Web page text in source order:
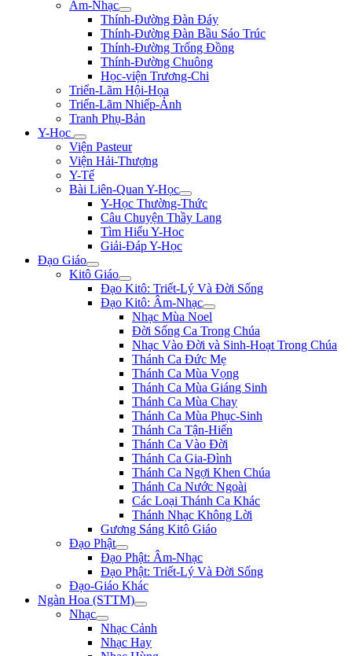
Âm-Nhạc
Thính-Đường Đàn Đáy
Thính-Đường Đàn Bầu Sáo Trúc
Thính-Đường Trống Đồng
Thính-Đường Chuông
Học-viện Trương-Chi
Triển-Lãm Hội-Họa
Triển-Lãm Nhiếp-Ảnh
Tranh Phụ-Bản
Y-Học
Viện Pasteur
Viện Hải-Thượng
Y-Tế
Bài Liên-Quan Y-Học
Y-Học Thường-Thức
Câu Chuyện Thầy Lang
Tìm Hiểu Y-Hoc
Giải-Đáp Y-Học
Đạo Giáo
Kitô Giáo
Đạo Kitô: Triết-Lý Và Đời Sống
Đạo Kitô: Âm-Nhạc
Nhạc Mùa Noel
Đời Sống Ca Trong Chúa
Nhạc Vào Đời và Sinh-Hoạt Trong Chúa
Thánh Ca Đức Mẹ
Thánh Ca Mùa Vọng
Thánh Ca Mùa Giáng Sinh
Thánh Ca Mùa Chay
Thánh Ca Mùa Phục-Sinh
Thánh Ca Tận-Hiến
Thánh Ca Vào Đời
Thánh Ca Gia-Đình
Thánh Ca Ngợi Khen Chúa
Thánh Ca Nước Ngoài
Các Loại Thánh Ca Khác
Thánh Nhạc Không Lời
Gương Sáng Kitô Giáo
Đạo Phật
Đạo Phật: Âm-Nhạc
Đạo Phật: Triết-Lý Và Đời Sống
Đạo-Giáo Khác
Ngàn Hoa (STTM)
Nhạc
Nhạc Cảnh
Nhạc Hay